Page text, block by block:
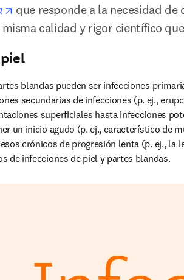
opens in new tab/window
que responde a la necesidad
calidad y rigor científico
blandas pueden ser infecciones
secundarias de infecciones (p. ej.,
superficiales hasta infecciones
un inicio agudo (p. ej., característico de
crónicos de progresión lenta (p. ej., la
de infecciones de piel y partes blandas.